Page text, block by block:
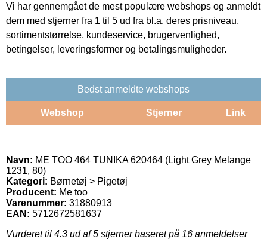
Vi har gennemgået de mest populære webshops og anmeldt
dem med stjerner fra 1 til 5 ud fra bl.a. deres prisniveau,
sortimentstørrelse, kundeservice, brugervenlighed,
betingelser, leveringsformer og betalingsmuligheder.
Bedst anmeldte webshops
Webshop Stjerner Link
Navn: ME TOO 464 TUNIKA 620464 (Light Grey Melange
1231, 80)
Kategori: Børnetøj > Pigetøj
Producent: Me too
Varenummer: 31880913
EAN: 5712672581637
Vurderet til 4.3 ud af 5 stjerner baseret på 16 anmeldelser